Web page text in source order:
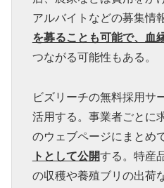
アルバイトなどの募集情
を募ることも可能で、血
つながる可能性もある。
ビズリーチの無料採用サ
活用する。事業者ごとに
のウェブページにまとめ
トとして公開する。特産
の収穫や養殖ブリの出荷